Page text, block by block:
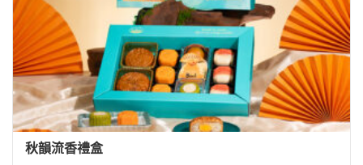
秋韻流香禮盒